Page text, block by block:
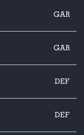
GAR
GAR
DEF
DEF